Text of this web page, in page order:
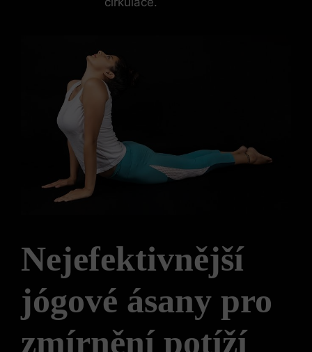
Nejefektivnější
jógové ásany pro
zmírnění potíží